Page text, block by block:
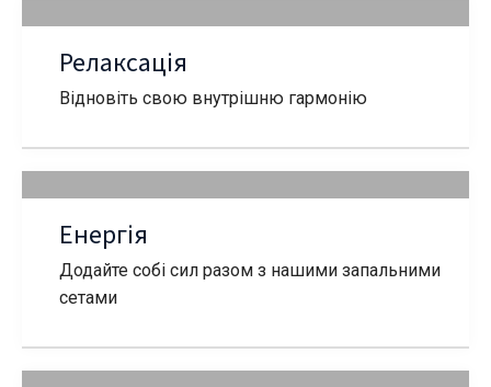
Релаксація
Відновіть свою внутрішню гармонію
Енергія
Додайте собі сил разом з нашими запальними
сетами